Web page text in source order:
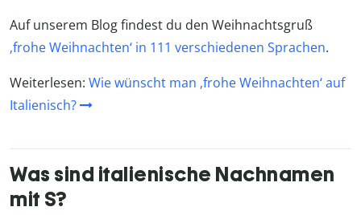
Auf unserem Blog findest du den Weihnachtsgruß
‚frohe Weihnachten‘ in 111 verschiedenen Sprachen.
Weiterlesen: Wie wünscht man ‚frohe Weihnachten‘ auf
Italienisch?
Was sind italienische Nachnamen
mit S?